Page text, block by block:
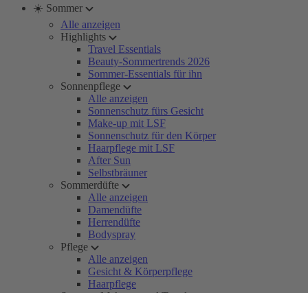
☀️ Sommer
Alle anzeigen
Highlights
Travel Essentials
Beauty-Sommertrends 2026
Sommer-Essentials für ihn
Sonnenpflege
Alle anzeigen
Sonnenschutz fürs Gesicht
Make-up mit LSF
Sonnenschutz für den Körper
Haarpflege mit LSF
After Sun
Selbstbräuner
Sommerdüfte
Alle anzeigen
Damendüfte
Herrendüfte
Bodyspray
Pflege
Alle anzeigen
Gesicht & Körperpflege
Haarpflege